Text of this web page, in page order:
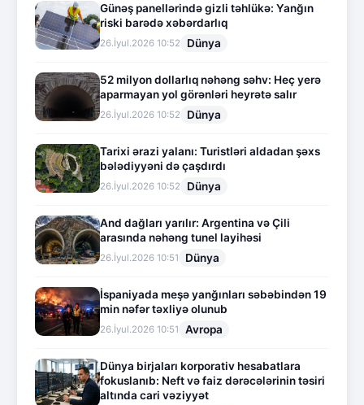
Günəş panellərində gizli təhlükə: Yanğın
riski barədə xəbərdarlıq
26.İyul.2026 10:52 Dünya
52 milyon dollarlıq nəhəng səhv: Heç yerə
aparmayan yol görənləri heyrətə salır
26.İyul.2026 10:52 Dünya
Tarixi ərazi yalanı: Turistləri aldadan şəxs
bələdiyyəni də çaşdırdı
26.İyul.2026 10:52 Dünya
And dağları yarılır: Argentina və Çili
arasında nəhəng tunel layihəsi
26.İyul.2026 10:51 Dünya
İspaniyada meşə yanğınları səbəbindən 19
min nəfər təxliyə olunub
26.İyul.2026 10:51 Avropa
Dünya birjaları korporativ hesabatlara
fokuslanıb: Neft və faiz dərəcələrinin təsiri
altında cari vəziyyət